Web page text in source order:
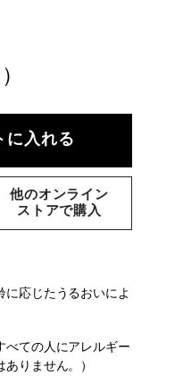
に入れる
他のオンライン
ストアで購入
に応じたうるおいによ
べての人にアレルギー
りません。）